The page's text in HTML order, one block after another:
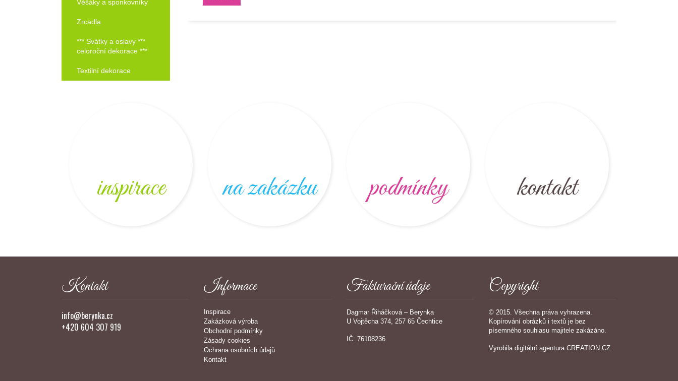
Věšáky a sponkovníky
Zrcadla
*** Svátky a oslavy ***
celoroční dekorace ***
Textilní dekorace
inspirace na zakázku podmínky kontakt
Kontakt
info@berynka.cz
+420 604 307 919
Informace
Inspirace
Zakázková výroba
Obchodní podmínky
Zásady cookies
Ochrana osobních údajů
Kontakt
Fakturační údaje
Dagmar Řiháčková – Berynka
U Vojtěcha 374, 257 65 Čechtice
IČ: 76108236
Copyright
© 2015. Všechna práva vyhrazena.
Kopírování obrázků i textů je bez
písemného souhlasu majitele zakázáno.
Vyrobila digitální agentura CREATION.CZ